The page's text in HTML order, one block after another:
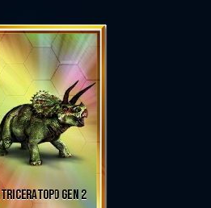
TRICERATOPO GEN 2